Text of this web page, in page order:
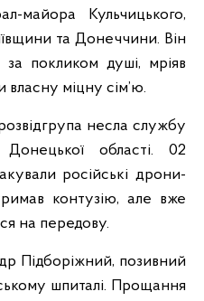
майора Кульчицького,
та Донеччини. Він
покликом душі, мріяв
власну міцну сім’ю.
несла службу
області. 02
російські дрони-
контузію, але вже
на передову.
Підборіжний, позивний
шпиталі. Прощання